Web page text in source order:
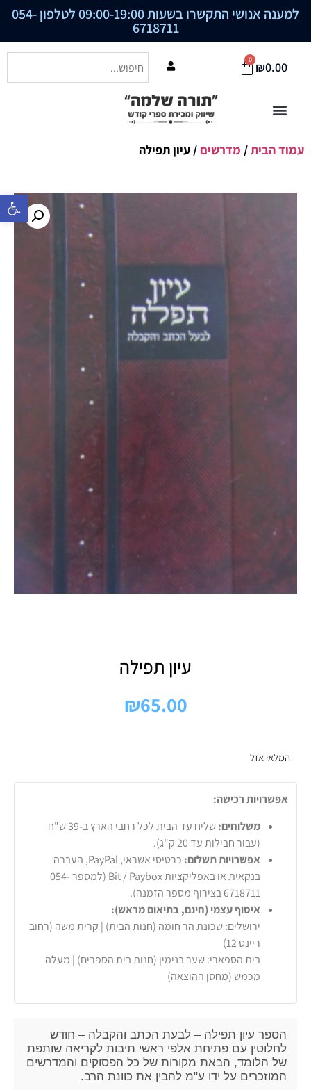
פתח סרגל
למענה אנושי התקשרו בשעות 09:00-19:00 לטלפון 054-
6718711
₪0.00
0
עמוד הבית/ מדרשים / עיון תפילה
עיון תפילה
₪65.00
המלאי אזל
אפשרויות רכישה:
משלוחים:
שליח עד הבית לכל רחבי הארץ ב-39 ש"ח
(עבור חבילות עד 20 ק"ג).
אפשרויות תשלום:
כרטיסי אשראי, PayPal, העברה
בנקאית או באפליקציות Bit / Paybox (למספר 054-
6718711 בצירוף מספר הזמנה).
איסוף עצמי (חינם, בתיאום מראש):
ירושלים: שכונת הר חומה (חנות הבית) | קרית משה (רחוב
ריינס 12)
בית הספארי: שער בנימין (חנות בית הספרים) | מעלה
מכמש (מחסן ההוצאה)
הספר עיון תפילה – לבעת הכתב והקבלה – חודש
לחלוטין עם פתיחת אלפי ראשי תיבות לקריאה שותפת
של הלומד, הבאת מקורות של כל הפסוקים והמדרשים
המוזכרים על ידו ע"מ להבין את כוונת הרב.